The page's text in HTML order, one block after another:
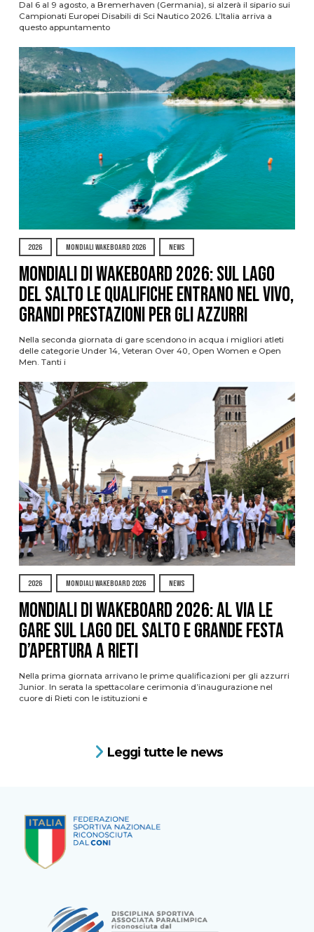
Dal 6 al 9 agosto, a Bremerhaven (Germania), si alzerà il sipario sui
Campionati Europei Disabili di Sci Nautico 2026. L’Italia arriva a
questo appuntamento
2026 MONDIALI WAKEBOARD 2026 NEWS
Mondiali di Wakeboard 2026: sul Lago
del Salto le qualifiche entrano nel vivo,
grandi prestazioni per gli azzurri
Nella seconda giornata di gare scendono in acqua i migliori atleti
delle categorie Under 14, Veteran Over 40, Open Women e Open
Men. Tanti i
2026 MONDIALI WAKEBOARD 2026 NEWS
Mondiali di Wakeboard 2026: al via le
gare sul Lago del Salto e grande festa
d’apertura a Rieti
Nella prima giornata arrivano le prime qualificazioni per gli azzurri
Junior. In serata la spettacolare cerimonia d’inaugurazione nel
cuore di Rieti con le istituzioni e
Leggi tutte le news